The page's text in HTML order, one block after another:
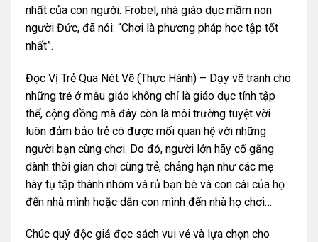
nhất của con người. Frobel, nhà giáo dục mầm non
người Đức, đã nói: “Chơi là phương pháp học tập tốt
nhất”.
Đọc Vị Trẻ Qua Nét Vẽ (Thực Hành) – Dạy vẽ tranh cho
những trẻ ở mẫu giáo không chỉ là giáo dục tính tập
thể, cộng đồng mà đây còn là môi trường tuyệt vời
luôn đảm bảo trẻ có được mối quan hệ với những
người bạn cùng chơi. Do đó, người lớn hãy cố gắng
dành thời gian chơi cùng trẻ, chẳng hạn như các mẹ
hãy tụ tập thành nhóm và rủ bạn bè và con cái của họ
đến nhà mình hoặc dẫn con mình đến nhà họ chơi…
Chúc quý độc giả đọc sách vui vẻ và lựa chọn cho